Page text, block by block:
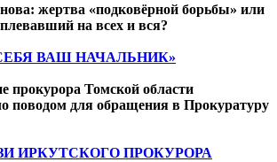
жертва «подковёрной борьбы» или
на всех и вся?
ВАШ НАЧАЛЬНИК»
прокурора Томской области
поводом для обращения в Прокуратуру
ИРКУТСКОГО ПРОКУРОРА